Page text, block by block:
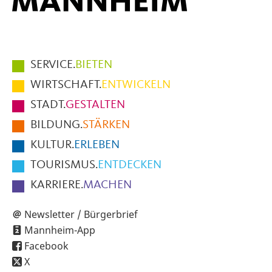
Hauptmenüpunkte
im
Fußbereich
der
Seite
SERVICE.BIETEN
WIRTSCHAFT.ENTWICKELN
STADT.GESTALTEN
BILDUNG.STÄRKEN
KULTUR.ERLEBEN
TOURISMUS.ENTDECKEN
KARRIERE.MACHEN
Newsletter / Bürgerbrief
Mannheim-App
Facebook
X